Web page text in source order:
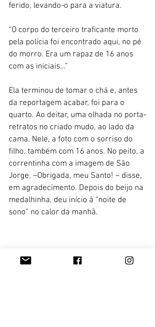
ferido, levando-o para a viatura.
“O corpo do terceiro traficante morto
pela polícia foi encontrado aqui, no pé
do morro. Era um rapaz de 16 anos
com as iniciais...”
Ela terminou de tomar o chá e, antes
da reportagem acabar, foi para o
quarto. Ao deitar, uma olhada no porta-
retratos no criado mudo, ao lado da
cama. Nele, a foto com o sorriso do
filho, também com 16 anos. No peito, a
correntinha com a imagem de São
Jorge. –Obrigada, meu Santo! – disse,
em agradecimento. Depois do beijo na
medalhinha, deu início à “noite de
sono” no calor da manhã.
Léo Borba